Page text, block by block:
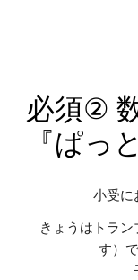
必須②
『ぱっ
小受に
きょうはトラ
す）